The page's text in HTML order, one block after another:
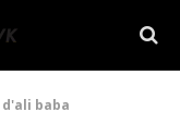
d'ali baba